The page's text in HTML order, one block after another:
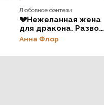
Любовное фэнтези
💔Нежеланная жена
для дракона. Развод
неизбежен
Анна Флор